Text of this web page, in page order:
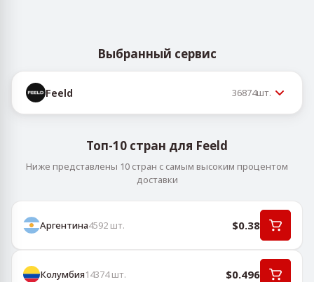
Выбранный сервис
Feeld 36874шт.
Топ-10 стран для Feeld
Ниже представлены 10 стран с самым высоким процентом
доставки
Аргентина4592 шт. $0.38
Колумбия14374шт. $0.496